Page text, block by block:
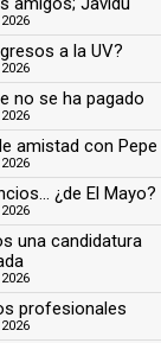
a la UV?
no se ha pagado
amistad con Pepe
¿de El Mayo?
una candidatura
profesionales